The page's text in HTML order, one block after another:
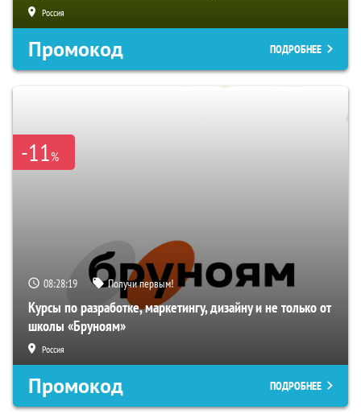
Россия
Промокод ПОДРОБНЕЕ
-11%
08:28:18 Получи первым!
Курсы по разработке, маркетингу, дизайну и не только от
школы «Бруноям»
Россия
Промокод ПОДРОБНЕЕ